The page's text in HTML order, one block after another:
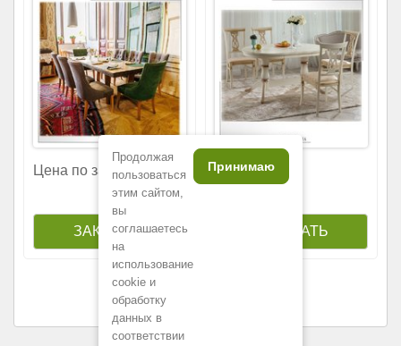
Цена по запросу 96 300р.
Продолжая
пользоваться
этим сайтом,
вы
соглашаетесь
на
использование
cookie и
обработку
данных в
соответствии
Принимаю